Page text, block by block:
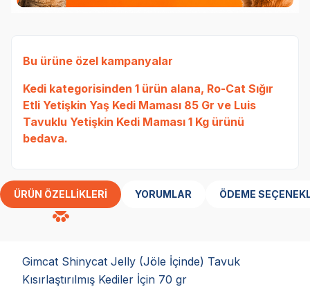
Bu ürüne özel kampanyalar
Kedi kategorisinden 1 ürün alana, Ro-Cat Sığır
Etli Yetişkin Yaş Kedi Maması 85 Gr ve Luis
Tavuklu Yetişkin Kedi Maması 1 Kg ürünü
bedava.
ÜRÜN ÖZELLIKLERI YORUMLAR ÖDEME
Gimcat Shinycat Jelly (Jöle İçinde) Tavuk
Kısırlaştırılmış Kediler İçin 70 gr